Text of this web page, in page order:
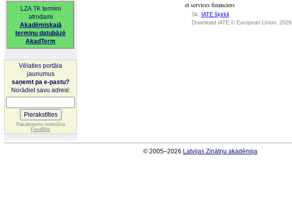
LZA TK termini
atrodami
Akadēmiskajā
terminu datubāzē
AkadTerm
Vēlaties portāla
jaunumus
saņemt pa e-pastu?
Norādiet savu adresi:
Pakalpojumu nodrošina
FeedBlitz
et services financiers
Sk. IATE šķirkli
Download IATE © European Union, 2026
© 2005–2026 Latvijas Zinātņu akadēmija